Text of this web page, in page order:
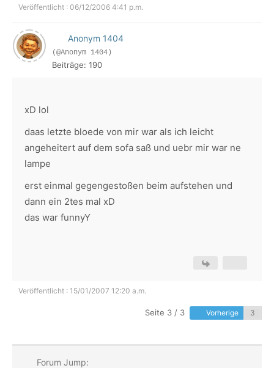
Veröffentlicht : 06/12/2006 4:41 p.m.
Anonym 1404
(@Anonym 1404)
Beiträge: 190
xD lol
daas letzte bloede von mir war als ich leicht
angeheitert auf dem sofa saß und uebr mir war ne
lampe
erst einmal gegengestoßen beim aufstehen und
dann ein 2tes mal xD
das war funnyY
Veröffentlicht : 15/01/2007 12:20 a.m.
Seite 3 / 3 Vorherige
Forum Jump: